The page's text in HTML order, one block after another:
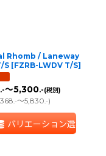
Rhomb / Laneway
S [FZRB-LWDV T/S]
.-～5,300.-(税別)
.-～5,830.-)
バリエーション選択